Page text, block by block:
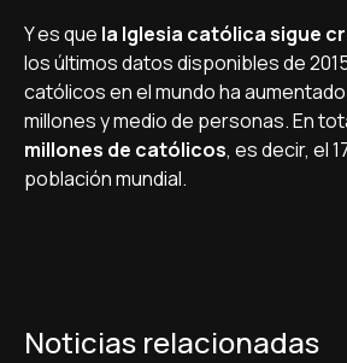
Y es que la Iglesia católica sigue
los últimos datos disponibles de
católicos en el mundo ha aumentado
millones y medio de personas. En
millones de católicos, es decir, el
población mundial.
Noticias relacionadas